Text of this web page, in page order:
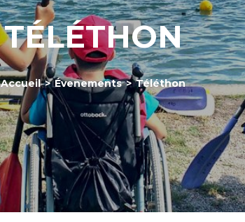
TÉLÉTHON
Accueil > Évenements > Téléthon